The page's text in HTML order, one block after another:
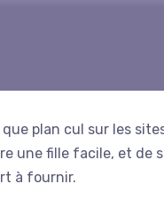
plan cul sur les
une fille facile, et de
à fournir.